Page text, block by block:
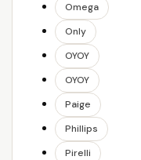
Omega
Only
OYOY
OYOY
Paige
Phillips
Pirelli